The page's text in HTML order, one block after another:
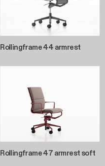
Rollingframe 44 armrest
Rollingframe 47 armrest soft